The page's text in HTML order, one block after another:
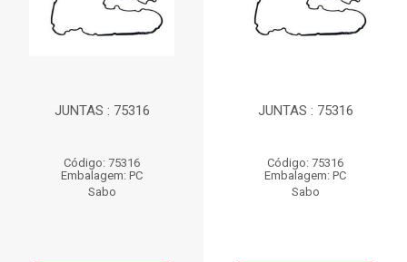
JUNTAS : 75316
Código: 75316
Embalagem: PC
Sabo
JUNTAS : 75316
Código: 75316
Embalagem: PC
Sabo